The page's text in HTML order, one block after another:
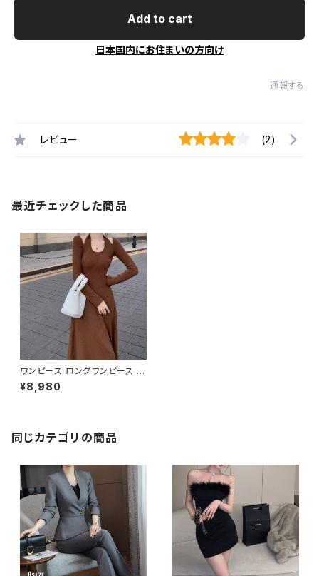
Add to cart
日本国内にお住まいの方向け
通報する
レビュー (2)
最近チェックした商品
ワンピース ロングワンピース 秋
冬 ニットワンピース カットアウト
肩あき ロング丈 シンプル 大人
ト Aライン ブラウン ホワイト ベ
ージュ 20代 30代 40代 カジュ
C-OSS0221
¥8,980
同じカテゴリの商品